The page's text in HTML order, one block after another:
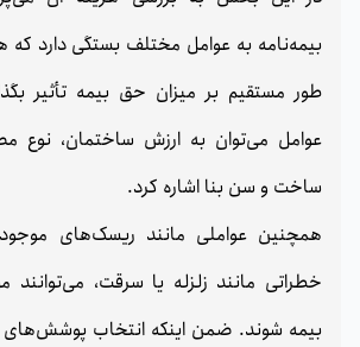
بیمه‌نامه به عوامل مختلف بستگی دارد که
طور مستقیم بر میزان حق بیمه تأثیر
عوامل می‌توان به ارزش ساختمان، نوع
ساخت و سن بنا اشاره کرد.
همچنین عواملی مانند ریسک‌های
خطراتی مانند زلزله یا سرقت،
بیمه شوند. ضمن اینکه انتخاب پوشش‌های